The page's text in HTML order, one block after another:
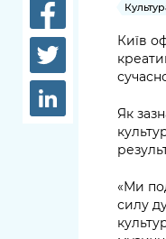
Київ
Як
«Ми
силу